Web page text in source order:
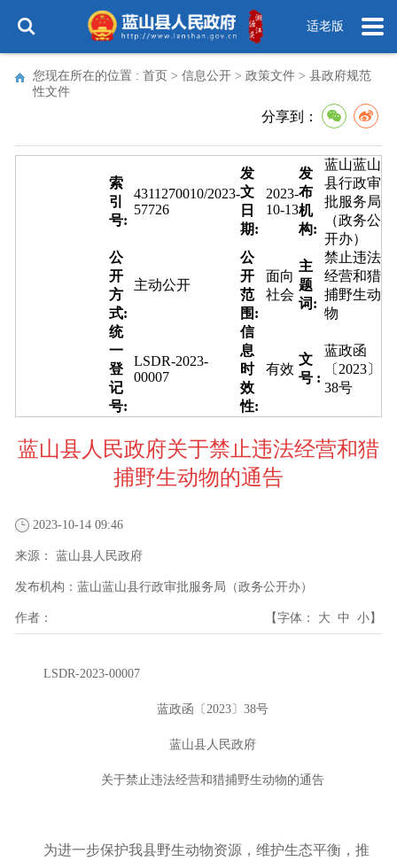
适老版
您现在所在的位置 : 首页 > 信息公开 > 政策文件 > 县政府规范
性文件
分享到：
索
引
号:
4311270010/2023-
57726
发
文
日
期:
2023-
10-13
发
布
机
构:
蓝山蓝山
县行政审
批服务局
（政务公
开办）
公
开
方
式:
主动公开
公
开
范
围:
面向
社会
主
题
词:
禁止违法
经营和猎
捕野生动
物
统
一
登
记
号:
LSDR-2023-
00007
信
息
时
效
性:
有效
文
号 :
蓝政函
〔2023〕
38号
蓝山县人民政府关于禁止违法经营和猎
捕野生动物的通告
2023-10-14 09:46
来源： 蓝山县人民政府
发布机构： 蓝山蓝山县行政审批服务局（政务公开办）
作者： 【字体： 大 中 小】
LSDR-2023-00007
蓝政函〔2023〕38号
蓝山县人民政府
关于禁止违法经营和猎捕野生动物的通告
为进一步保护我县野生动物资源，维护生态平衡，推